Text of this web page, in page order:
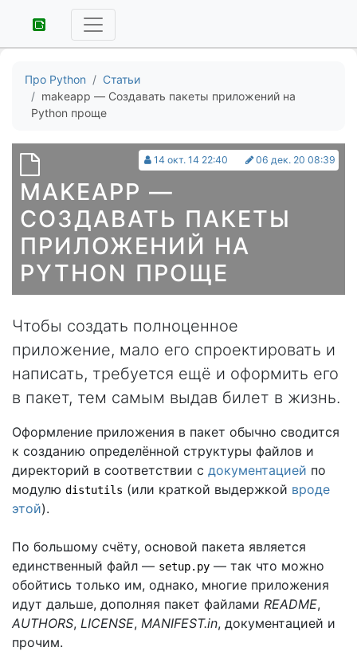
Про Python
Статьи
makeapp — Создавать пакеты приложений на
Python проще
14 окт. 14 22:40 06 дек. 20 08:39
MAKEAPP —
СОЗДАВАТЬ ПАКЕТЫ
ПРИЛОЖЕНИЙ НА
PYTHON ПРОЩЕ
Чтобы создать полноценное
приложение, мало его спроектировать и
написать, требуется ещё и оформить его
в пакет, тем самым выдав билет в жизнь.
Оформление приложения в пакет обычно сводится
к созданию определённой структуры файлов и
директорий в соответствии с документацией по
модулю distutils (или краткой выдержкой вроде
этой).
По большому счёту, основой пакета является
единственный файл — setup.py — так что можно
обойтись только им, однако, многие приложения
идут дальше, дополняя пакет файлами README,
AUTHORS, LICENSE, MANIFEST.in, документацией и
прочим.